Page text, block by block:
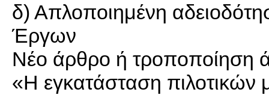
δ) Απλοποιημένη
Έργων
Νέο άρθρο ή τροποποίηση
«Η εγκατάσταση